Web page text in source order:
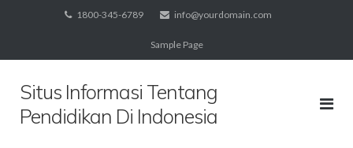
1800-345-6789 info@yourdomain.com
Sample Page
Situs Informasi Tentang
Pendidikan Di Indonesia